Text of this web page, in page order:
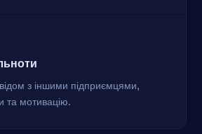
з іншими підприємцями,
та мотивацію.